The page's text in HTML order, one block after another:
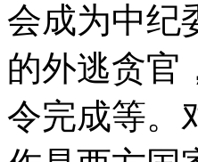
会成为中纪
的外逃贪官
令完成等。